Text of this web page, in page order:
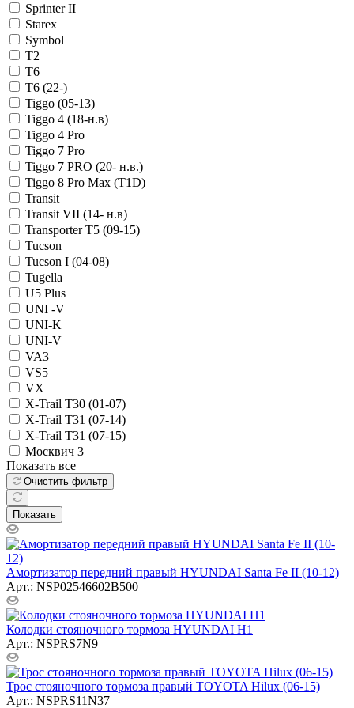
Sprinter II
Starex
Symbol
T2
T6
T6 (22-)
Tiggo (05-13)
Tiggo 4 (18-н.в)
Tiggo 4 Pro
Tiggo 7 Pro
Tiggo 7 PRO (20- н.в.)
Tiggo 8 Pro Max (T1D)
Transit
Transit VII (14- н.в)
Transporter T5 (09-15)
Tucson
Tucson I (04-08)
Tugella
U5 Plus
UNI -V
UNI-K
UNI-V
VA3
VS5
VX
X-Trail T30 (01-07)
X-Trail T31 (07-14)
X-Trail T31 (07-15)
Москвич 3
Показать все
Очистить фильтр
Показать
Амортизатор передний правый HYUNDAI Santa Fe II (10-12)
Арт.: NSP02546602B500
Колодки стояночного тормоза HYUNDAI H1
Арт.: NSPRS7N9
Трос стояночного тормоза правый TOYOTA Hilux (06-15)
Арт.: NSPRS11N37